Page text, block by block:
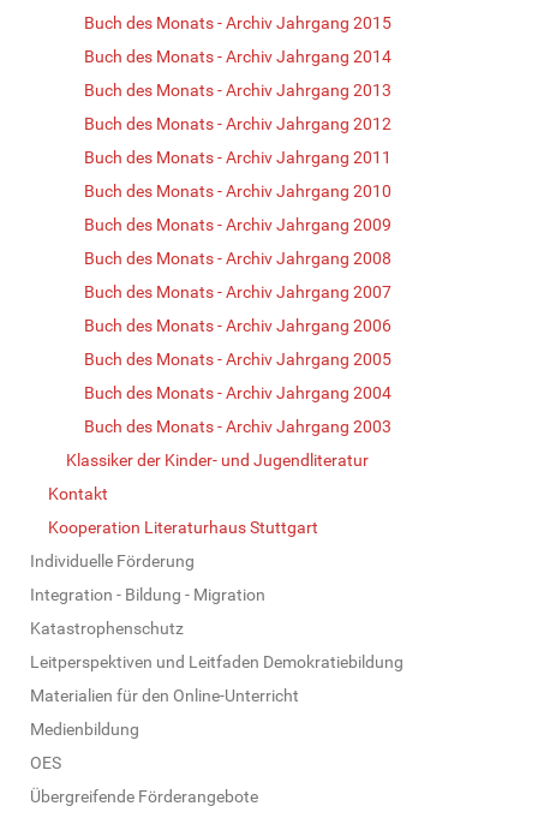
Buch des Monats - Archiv Jahrgang 2015
Buch des Monats - Archiv Jahrgang 2014
Buch des Monats - Archiv Jahrgang 2013
Buch des Monats - Archiv Jahrgang 2012
Buch des Monats - Archiv Jahrgang 2011
Buch des Monats - Archiv Jahrgang 2010
Buch des Monats - Archiv Jahrgang 2009
Buch des Monats - Archiv Jahrgang 2008
Buch des Monats - Archiv Jahrgang 2007
Buch des Monats - Archiv Jahrgang 2006
Buch des Monats - Archiv Jahrgang 2005
Buch des Monats - Archiv Jahrgang 2004
Buch des Monats - Archiv Jahrgang 2003
Klassiker der Kinder- und Jugendliteratur
Kontakt
Kooperation Literaturhaus Stuttgart
Individuelle Förderung
Integration - Bildung - Migration
Katastrophenschutz
Leitperspektiven und Leitfaden Demokratiebildung
Materialien für den Online-Unterricht
Medienbildung
OES
Übergreifende Förderangebote